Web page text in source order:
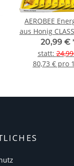
AEROBEE
aus Honig
Box
20,99 €
statt:
80,73 € pro